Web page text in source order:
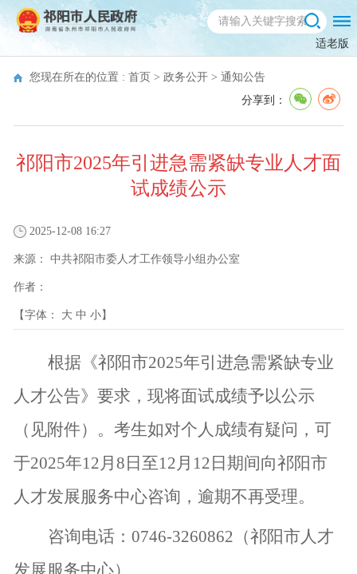
适老版
您现在所在的位置 : 首页 > 政务公开 > 通知公告
分享到：
祁阳市2025年引进急需紧缺专业人才面
试成绩公示
2025-12-08 16:27
来源： 中共祁阳市委人才工作领导小组办公室
作者：
【字体： 大 中 小】
根据《祁阳市2025年引进急需紧缺专业
人才公告》要求， 现将面试成绩予以公示
（见附件）。考生如对个人成绩有疑问，可
于2025年12月 8 日至12月 12 日期间向祁阳市
人才发展服务中心咨询，逾期不再受理。
咨询电话： 0746-3260862 （祁阳市人才
发展服务中心）